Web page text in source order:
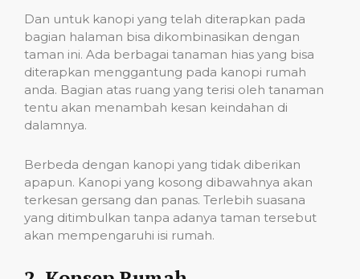
Dan untuk kanopi yang telah diterapkan pada
bagian halaman bisa dikombinasikan dengan
taman ini. Ada berbagai tanaman hias yang bisa
diterapkan menggantung pada kanopi rumah
anda. Bagian atas ruang yang terisi oleh tanaman
tentu akan menambah kesan keindahan di
dalamnya.
Berbeda dengan kanopi yang tidak diberikan
apapun. Kanopi yang kosong dibawahnya akan
terkesan gersang dan panas. Terlebih suasana
yang ditimbulkan tanpa adanya taman tersebut
akan mempengaruhi isi rumah.